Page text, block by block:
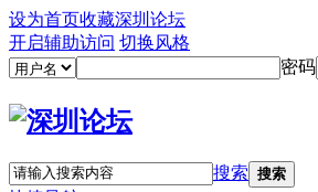
设为首页收藏深圳论坛
开启辅助访问 切换风格
密码
搜索 搜索